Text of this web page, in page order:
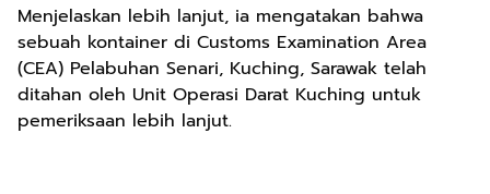
Menjelaskan lebih lanjut, ia mengatakan bahwa
sebuah kontainer di Customs Examination Area
(CEA) Pelabuhan Senari, Kuching, Sarawak telah
ditahan oleh Unit Operasi Darat Kuching untuk
pemeriksaan lebih lanjut.